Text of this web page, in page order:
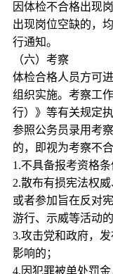
因体检不合格出现
出现岗位空缺的，
行通知。
（六）考察
体检合格人员方可
组织实施。考察工
行）》等有关规定执
参照公务员录用考
的，即视为考察不合
1.不具备报考资格条
2.散布有损宪法权
或者参加旨在反对
游行、示威等活动的
3.攻击党和政府，
影响的；
4.因犯罪被单处罚